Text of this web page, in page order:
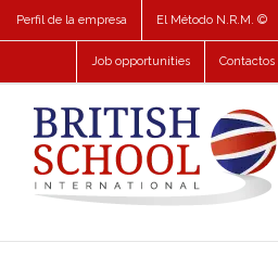
Perfil de la empresa El Método N.R.M. ©
Job opportunities Contactos